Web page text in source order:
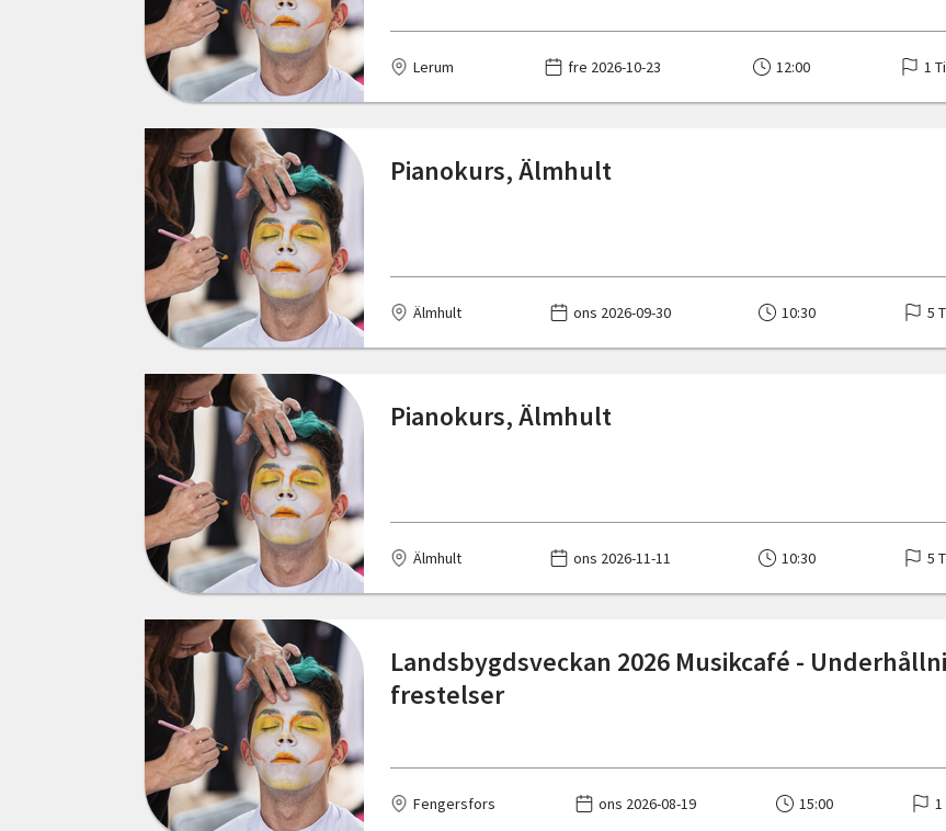
Luleå
Lund
Lödöse
Malmköping
Malmö
Mark
Mattmar
Mora
Mölndal
Norberg
Norrköping
Nässjö
Nösund
Oskarshamn
Pålsboda
Ragunda
Ronneby
Lerum fre 2026-10-23 12:00 1
Pianokurs, Älmhult
Älmhult ons 2026-09-30 10:30 5
Pianokurs, Älmhult
Älmhult ons 2026-11-11 10:30 5
Landsbygdsveckan 2026 Musikcafé -
frestelser
Fengersfors ons 2026-08-19 15:00